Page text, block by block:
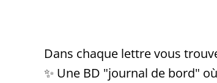
Dans chaque lettre vous
✨ Une BD "journal de bord"